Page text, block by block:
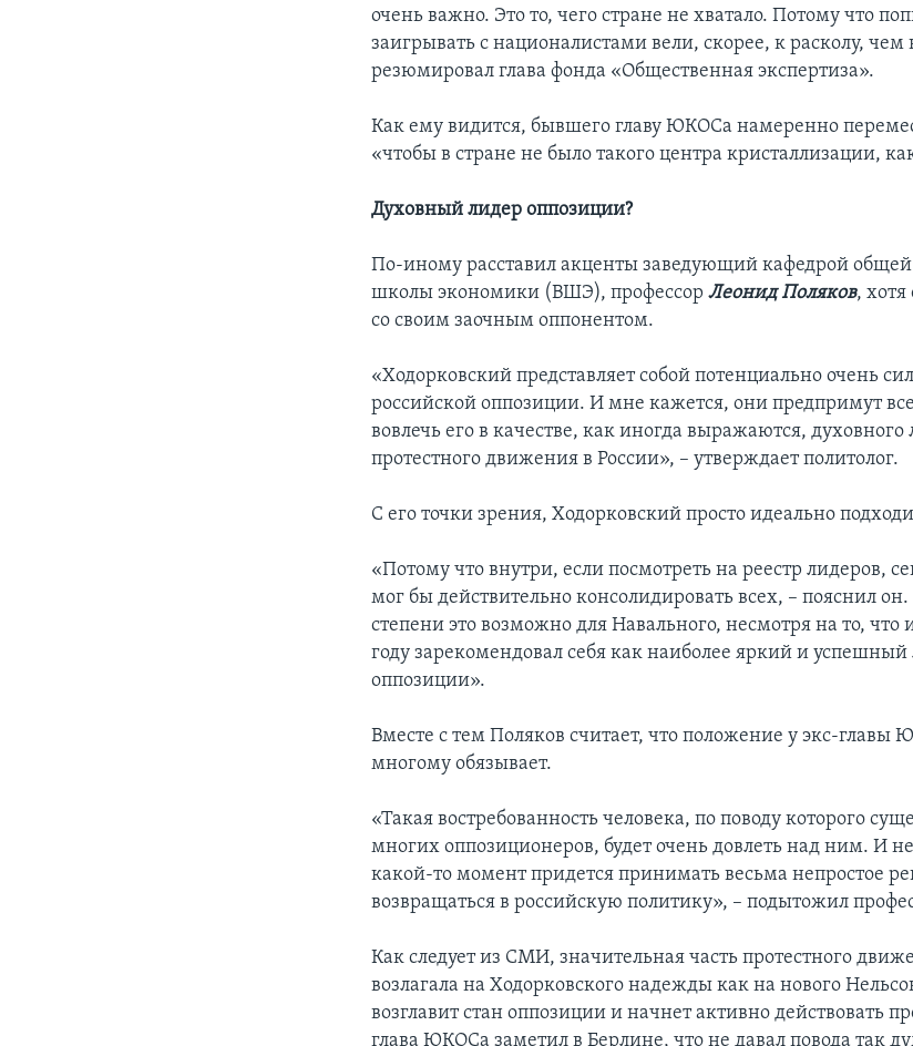
очень важно. Это то, чего стране не хватало. Потому что
заигрывать с националистами вели, скорее, к расколу, чем
резюмировал глава фонда «Общественная экспертиза».
Как ему видится, бывшего главу ЮКОСа намеренно
«чтобы в стране не было такого центра кристаллизации,
Духовный лидер оппозиции?
По-иному расставил акценты заведующий кафедрой
школы экономики (ВШЭ), профессорЛеонид Поляков, хотя
со своим заочным оппонентом.
«Ходорковский представляет собой потенциально очень
российской оппозиции. И мне кажется, они предпримут
вовлечь его в качестве, как иногда выражаются, духовного
протестного движения в России», – утверждает политолог.
С его точки зрения, Ходорковский просто идеально
«Потому что внутри, если посмотреть на реестр лидеров,
мог бы действительно консолидировать всех, – пояснил
степени это возможно для Навального, несмотря на то,
году зарекомендовал себя как наиболее яркий и
оппозиции».
Вместе с тем Поляков считает, что положение у экс-главы
многому обязывает.
«Такая востребованность человека, по поводу которого
многих оппозиционеров, будет очень довлеть над ним. И
какой-то момент придется принимать весьма непростое
возвращаться в российскую политику», – подытожил
Как следует из СМИ, значительная часть протестного
возлагала на Ходорковского надежды как на нового
возглавит стан оппозиции и начнет активно действовать
глава ЮКОСа заметил в Берлине, что не давал повода так